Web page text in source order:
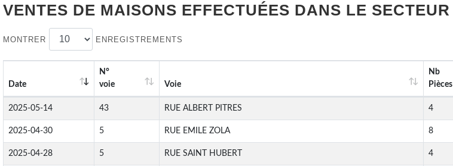
VENTES DE MAISONS EFFECTUÉES DANS LE SECTEUR
MONTRER ENREGISTREMENTS
Date
N°
voie
Voie
Nb
Pièces
2025-05-14 43 RUE ALBERT PITRES 4
2025-04-30 5 RUE EMILE ZOLA 8
2025-04-28 5 RUE SAINT HUBERT 4